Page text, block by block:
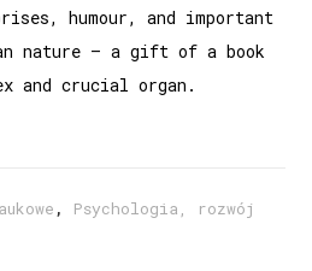
humour, and important
nature – a gift of a book
and crucial organ.
, Psychologia, rozwój